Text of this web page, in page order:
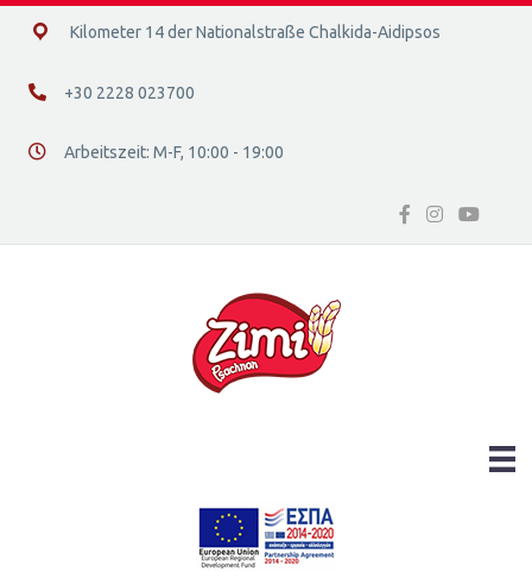
14ο χλμ. Ε.Ο. Χαλκίδας – Αιδηψού, 34400
Kilometer 14 der Nationalstraße Chalkida-Aidipsos
+30 2228 023700
+30 2228 023700
Διεύθυνση οδός 16, Ελλάδα
Arbeitszeit: Μ-F, 10:00 - 19:00